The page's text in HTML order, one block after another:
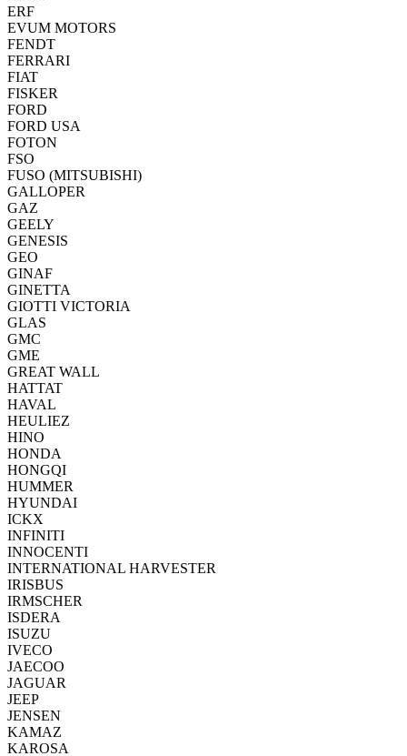
ERF
EVUM MOTORS
FENDT
FERRARI
FIAT
FISKER
FORD
FORD USA
FOTON
FSO
FUSO (MITSUBISHI)
GALLOPER
GAZ
GEELY
GENESIS
GEO
GINAF
GINETTA
GIOTTI VICTORIA
GLAS
GMC
GME
GREAT WALL
HATTAT
HAVAL
HEULIEZ
HINO
HONDA
HONGQI
HUMMER
HYUNDAI
ICKX
INFINITI
INNOCENTI
INTERNATIONAL HARVESTER
IRISBUS
IRMSCHER
ISDERA
ISUZU
IVECO
JAECOO
JAGUAR
JEEP
JENSEN
KAMAZ
KAROSA